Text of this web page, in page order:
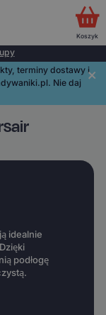
terminy dostawy i
Nie daj
idealnie
podłogę
Koszyk